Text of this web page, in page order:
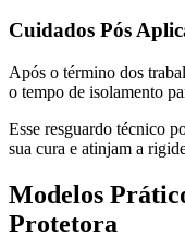
Cuidados Pós
Após o término dos
o tempo de isolamento
Esse resguardo técnico
sua cura e atinjam a
Modelos
Protetora